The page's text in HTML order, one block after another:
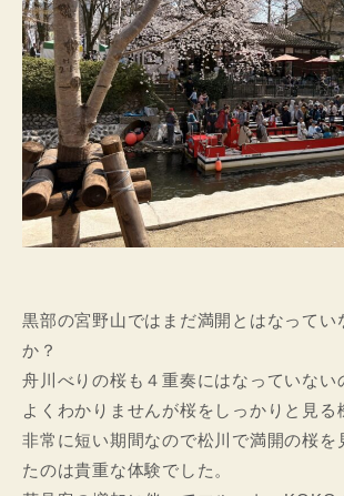
黒部の宮野山ではまだ満開とはなってい
か？
舟川べりの桜も４重奏にはなっていない
よくわかりませんが桜をしっかりと見る
非常に短い期間なので松川で満開の桜を
たのは貴重な体験でした。